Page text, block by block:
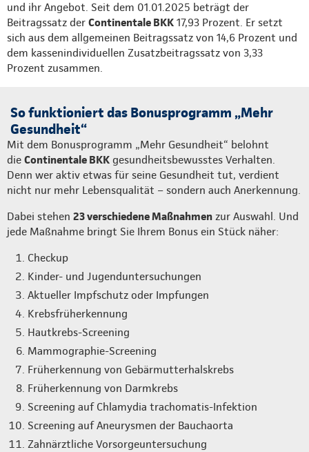
und ihr Angebot. Seit dem 01.01.2025 beträgt der
Beitragssatz der Continentale BKK 17,93 Prozent. Er setzt
sich aus dem allgemeinen Beitragssatz von 14,6 Prozent und
dem kassenindividuellen Zusatzbeitragssatz von 3,33
Prozent zusammen.
So funktioniert das Bonusprogramm „Mehr
Gesundheit“
Mit dem Bonusprogramm „Mehr Gesundheit“ belohnt
die Continentale BKK gesundheitsbewusstes Verhalten.
Denn wer aktiv etwas für seine Gesundheit tut, verdient
nicht nur mehr Lebensqualität – sondern auch Anerkennung.
Dabei stehen 23 verschiedene Maßnahmen zur Auswahl. Und
jede Maßnahme bringt Sie Ihrem Bonus ein Stück näher:
Checkup
Kinder- und Jugenduntersuchungen
Aktueller Impfschutz oder Impfungen
Krebsfrüherkennung
Hautkrebs-Screening
Mammographie-Screening
Früherkennung von Gebärmutterhalskrebs
Früherkennung von Darmkrebs
Screening auf Chlamydia trachomatis-Infektion
Screening auf Aneurysmen der Bauchaorta
Zahnärztliche Vorsorgeuntersuchung